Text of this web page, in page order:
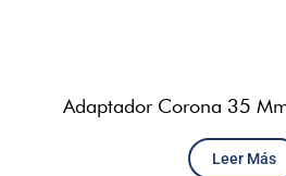
Adaptador Corona 35
Leer Más